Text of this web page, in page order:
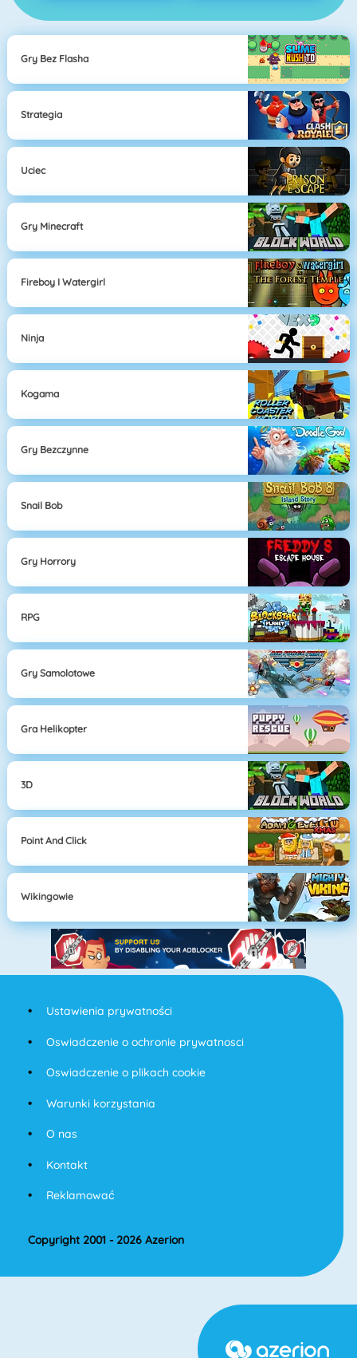
Gry Bez Flasha
Strategia
Uciec
Gry Minecraft
Fireboy I Watergirl
Ninja
Kogama
Gry Bezczynne
Snail Bob
Gry Horrory
RPG
Gry Samolotowe
Gra Helikopter
3D
Point And Click
Wikingowie
Ustawienia prywatności
Oswiadczenie o ochronie prywatnosci
Oswiadczenie o plikach cookie
Warunki korzystania
O nas
Kontakt
Reklamować
Copyright 2001 - 2026 Azerion